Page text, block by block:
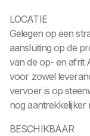
LOCATIE
Gelegen op een
aansluiting op de
van de op- en afrit
voor zowel
vervoer is op
nog
BESCHIKBAAR